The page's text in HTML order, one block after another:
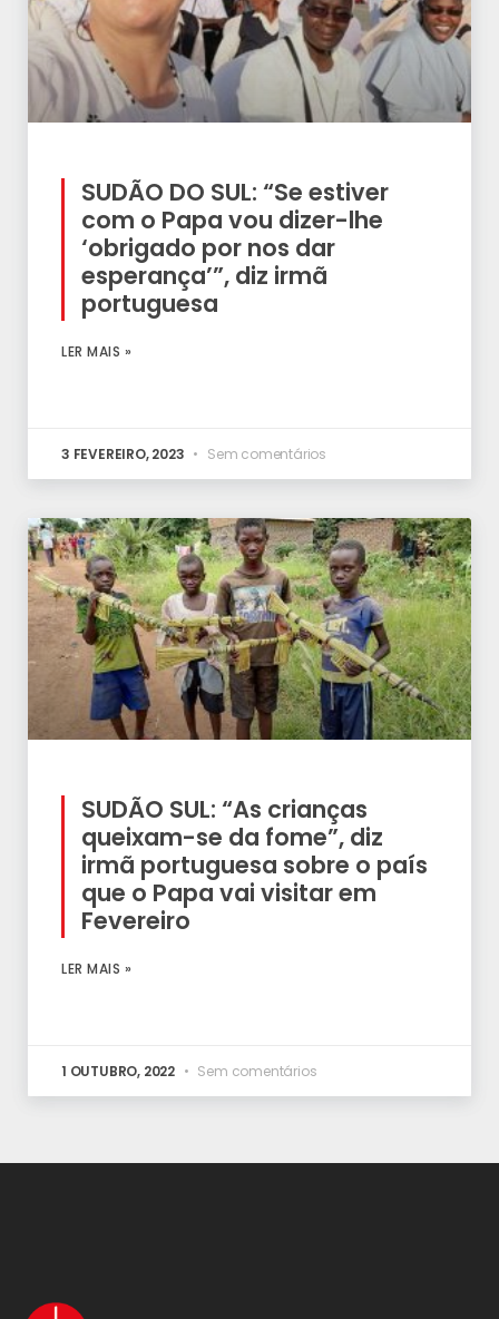
SUDÃO DO SUL: “Se estiver
com o Papa vou dizer-lhe
‘obrigado por nos dar
esperança’”, diz irmã
portuguesa
LER MAIS »
3 FEVEREIRO, 2023 Sem comentários
SUDÃO SUL: “As crianças
queixam-se da fome”, diz
irmã portuguesa sobre o país
que o Papa vai visitar em
Fevereiro
LER MAIS »
1 OUTUBRO, 2022 Sem comentários